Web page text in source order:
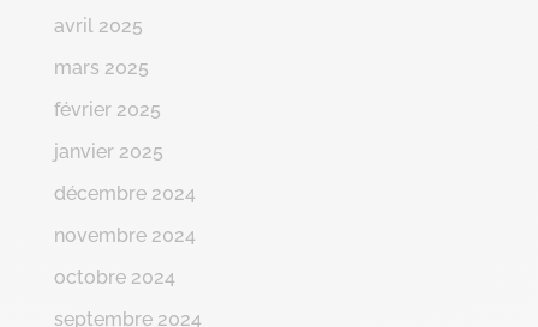
avril 2025
mars 2025
février 2025
janvier 2025
décembre 2024
novembre 2024
octobre 2024
septembre 2024